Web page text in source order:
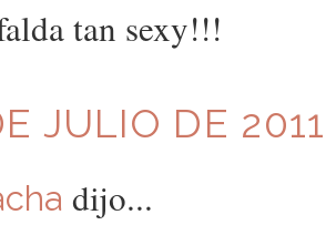
tan sexy!!!
JULIO DE
dijo...